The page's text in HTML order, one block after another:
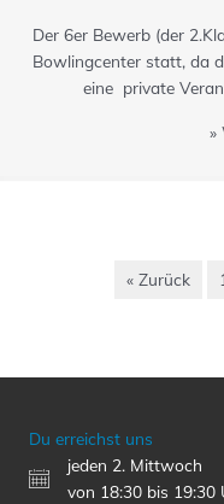
Der 6er Bewerb (der
Bowlingcenter statt, da
eine private
»
« Zurück 1
Du erreichst uns
jeden 2. Mittwoch
von 18:30 bis 19:30